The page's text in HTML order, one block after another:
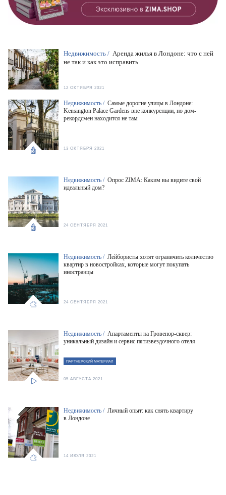
Недвижимость / Самые дорогие улицы в Лондоне:
Kensington Palace Gardens вне конкуренции, но дом-
рекордсмен находится не там
13 ОКТЯБРЯ 2021
Недвижимость / Аренда жилья в Лондоне: что с ней
не так и как это исправить
12 ОКТЯБРЯ 2021
Недвижимость / Опрос ZIMA: Каким вы видите свой
идеальный дом?
24 СЕНТЯБРЯ 2021
Недвижимость / Лейбористы хотят ограничить количество
квартир в новостройках, которые могут покупать
иностранцы
24 СЕНТЯБРЯ 2021
Недвижимость / Апартаменты на Гровенор-сквер:
уникальный дизайн и сервис пятизвездочного отеля
ПАРТНЕРСКИЙ МАТЕРИАЛ
05 АВГУСТА 2021
Недвижимость / Личный опыт: как снять квартиру
в Лондоне
14 ИЮЛЯ 2021